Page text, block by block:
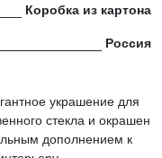
Коробка из картона
Россия
украшение для
стекла и окрашен
дополнением к